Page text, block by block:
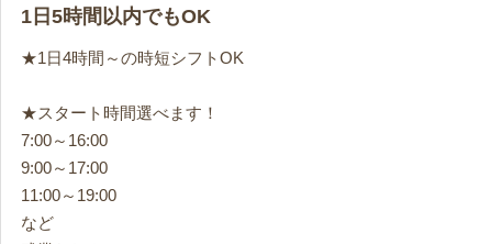
1日5時間以内でもOK
★1日4時間～の時短シフトOK
★スタート時間選べます！
7:00～16:00
9:00～17:00
11:00～19:00
など